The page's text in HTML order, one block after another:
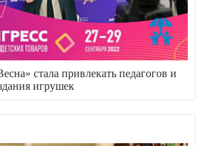
стала привлекать педагогов и
игрушек